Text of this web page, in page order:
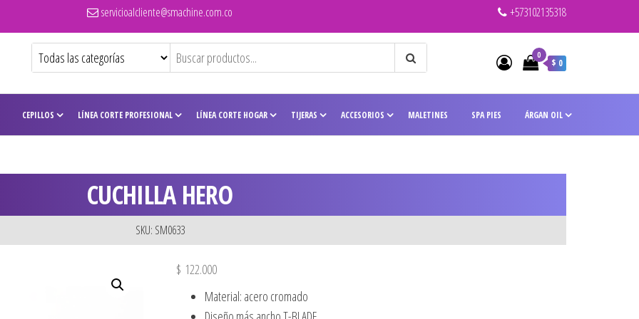
servicioalcliente@smachine.com.co +573102135318
0
$ 0
CEPILLOS LÍNEA CORTE PROFESIONAL LÍNEA CORTE HOGAR TIJERAS ACCESORIOS MALETINES SPA PIES ÁRGAN OIL
CUCHILLA HERO
SKU: SM0633
$ 122.000
Material: acero cromado